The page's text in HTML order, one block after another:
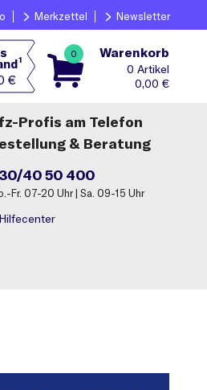
Merkzettel Newsletter
1
€
0 Warenkorb
0
0,00 €
Profis am Telefon
& Beratung
40 50 400
Fr. 07-20 Uhr | Sa. 09-15 Uhr
Hilfecenter